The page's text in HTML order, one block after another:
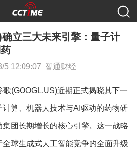
立三大未来引擎：量子计
5 12:09:07 智通财经
(GOOGL.US)近期正式揭晓其下一
计算、机器人技术与AI驱动的药物研
团长期增长的核心引擎。这一战略
球生成式人工智能竞争的全面升级